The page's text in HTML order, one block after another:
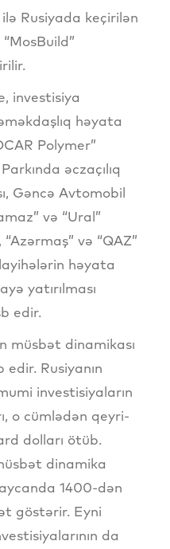
Rusiyada keçirilən
investisiya
həyata
Polymer”
əczaçılıq
Gəncə Avtomobil
və “Ural”
və “QAZ”
həyata
yatırılması
edir.
müsbət dinamikası
Rusiyanın
investisiyaların
o cümlədən qeyri-
dolları ötüb.
dinamika
1400-dən
göstərir. Eyni
da